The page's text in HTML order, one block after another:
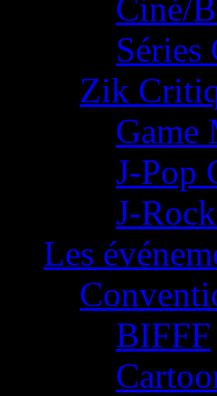
Ciné/
Séries
Zik
Game
J-Pop
J-
Les
BIFFF